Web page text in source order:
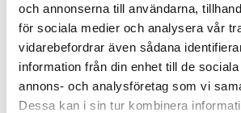
och annonserna till användarna,
för sociala medier och analysera vår
vidarebefordrar även sådana
information från din enhet till de
annons- och analysföretag som vi
Dessa kan i sin tur kombinera
Cotton Sock 36 (39-45)
116krexkl. moms
Drystep
371,20